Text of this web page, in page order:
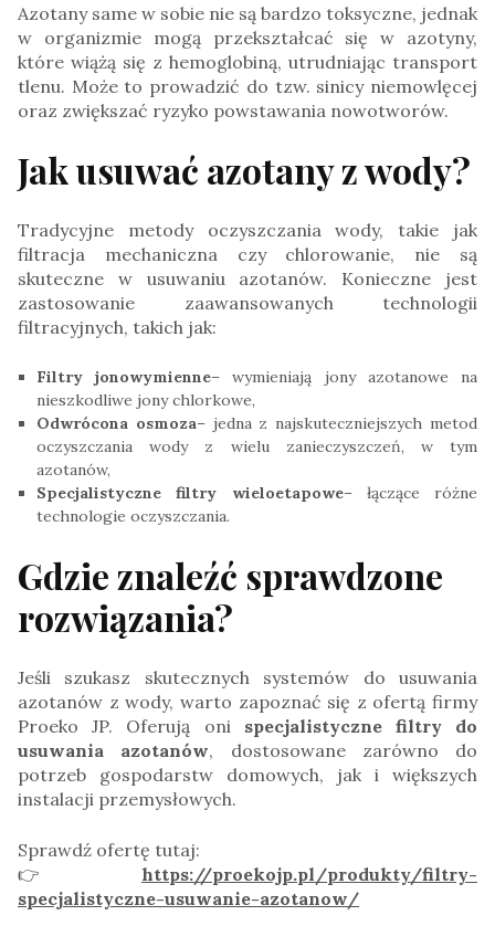
Azotany same w sobie nie są bardzo toksyczne, jednak
w organizmie mogą przekształcać się w azotyny,
które wiążą się z hemoglobiną, utrudniając transport
tlenu. Może to prowadzić do tzw. sinicy niemowlęcej
oraz zwiększać ryzyko powstawania nowotworów.
Jak usuwać azotany z wody?
Tradycyjne metody oczyszczania wody, takie jak
filtracja mechaniczna czy chlorowanie, nie są
skuteczne w usuwaniu azotanów. Konieczne jest
zastosowanie zaawansowanych technologii
filtracyjnych, takich jak:
Filtry jonowymienne– wymieniają jony azotanowe na
nieszkodliwe jony chlorkowe,
Odwrócona osmoza– jedna z najskuteczniejszych metod
oczyszczania wody z wielu zanieczyszczeń, w tym
azotanów,
Specjalistyczne filtry wieloetapowe– łączące różne
technologie oczyszczania.
Gdzie znaleźć sprawdzone
rozwiązania?
Jeśli szukasz skutecznych systemów do usuwania
azotanów z wody, warto zapoznać się z ofertą firmy
Proeko JP. Oferują oni specjalistyczne filtry do
usuwania azotanów, dostosowane zarówno do
potrzeb gospodarstw domowych, jak i większych
instalacji przemysłowych.
Sprawdź ofertę tutaj:
👉 https://proekojp.pl/produkty/filtry-
specjalistyczne-usuwanie-azotanow/